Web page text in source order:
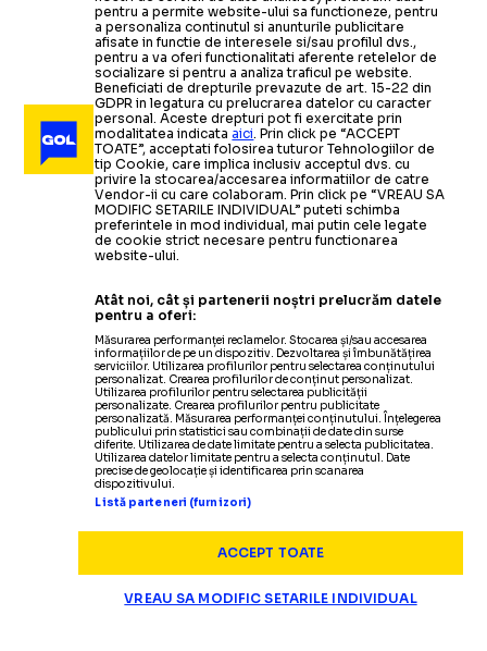
pentru a permite website-ului sa functioneze, pentru
a personaliza continutul si anunturile publicitare
afisate in functie de interesele si/sau profilul dvs.,
pentru a va oferi functionalitati aferente retelelor de
socializare si pentru a analiza traficul pe website.
Beneficiati de drepturile prevazute de art. 15-22 din
GDPR in legatura cu prelucrarea datelor cu caracter
personal. Aceste drepturi pot fi exercitate prin
modalitatea indicataaici. Prin click pe “ACCEPT
TOATE”, acceptati folosirea tuturor Tehnologiilor de
tip Cookie, care implica inclusiv acceptul dvs. cu
privire la stocarea/accesarea informatiilor de catre
Vendor-ii cu care colaboram. Prin click pe “VREAU SA
MODIFIC SETARILE INDIVIDUAL” puteti schimba
preferintele in mod individual, mai putin cele legate
de cookie strict necesare pentru functionarea
website-ului.
Atât noi, cât și partenerii noștri prelucrăm datele
pentru a oferi:
Măsurarea performanței reclamelor. Stocarea și/sau accesarea
informațiilor de pe un dispozitiv. Dezvoltarea și îmbunătățirea
serviciilor. Utilizarea profilurilor pentru selectarea conținutului
personalizat. Crearea profilurilor de conținut personalizat.
Utilizarea profilurilor pentru selectarea publicității
personalizate. Crearea profilurilor pentru publicitate
personalizată. Măsurarea performanței conținutului. Înțelegerea
publicului prin statistici sau combinații de date din surse
diferite. Utilizarea de date limitate pentru a selecta publicitatea.
Utilizarea datelor limitate pentru a selecta conținutul. Date
precise de geolocație și identificarea prin scanarea
dispozitivului.
Listă parteneri (furnizori)
ACCEPT TOATE
VREAU SA MODIFIC SETARILE INDIVIDUAL